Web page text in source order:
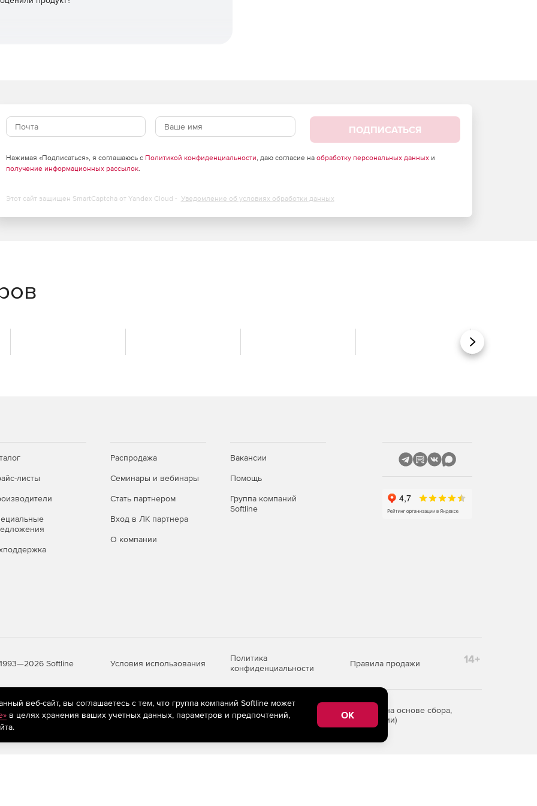
проектно-сметных документов (ПСД).
ПСД.
качества выпускаемых проектов.
инфраструктуру компании и пользователя.
ПОДПИСАТЬСЯ
Нажимая «Подписаться», я соглашаюсь с Политикой конфиденциальности, даю согласие на обработку персональных данныхи
получение информационных рассылок.
Этот сайт защищен SmartCaptcha от Yandex Cloud - Уведомление об условиях обработки данных
Вперед
листы
Распродажа
Семинары и вебинары
Стать партнером
Вход в ЛК партнера
О компании
Вакансии
Помощь
Группа компаний
Softline
Softline Условия использования
Политика
конфиденциальности
Правила продажи 14+
рекомендательные технологии
(информационные технологии предоставления информации на основе сбора,
пользователей сети «Интернет», находящихся на территории Российской Федерации)
веб-сайт, вы соглашаетесь с тем, что группа компаний Softline может
в целях хранения ваших учетных данных, параметров и предпочтений,
OK